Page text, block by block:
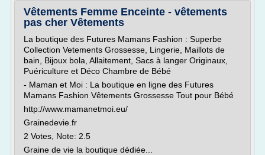
Vêtements Femme Enceinte - vêtements
pas cher Vêtements
La boutique des Futures Mamans Fashion : Superbe
Collection Vetements Grossesse, Lingerie, Maillots de
bain, Bijoux bola, Allaitement, Sacs à langer Originaux,
Puériculture et Déco Chambre de Bébé
- Maman et Moi : La boutique en ligne des Futures
Mamans Fashion Vêtements Grossesse Tout pour Bébé
http://www.mamanetmoi.eu/
Grainedevie.fr
2 Votes, Note: 2.5
Graine de vie la boutique dédiée...